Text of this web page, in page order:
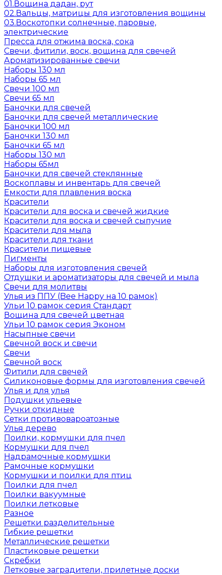
01.Вощина дадан, рут
02.Вальцы, матрицы для изготовления вощины
03.Воскотопки солнечные, паровые,
электрические
Пресса для отжима воска, сока
Свечи, фитили, воск, вощина для свечей
Ароматизированные свечи
Наборы 130 мл
Наборы 65 мл
Свечи 100 мл
Свечи 65 мл
Баночки для свечей
Баночки для свечей металлические
Баночки 100 мл
Баночки 130 мл
Баночки 65 мл
Наборы 130 мл
Наборы 65мл
Баночки для свечей стеклянные
Воскоплавы и инвентарь для свечей
Емкости для плавления воска
Красители
Красители для воска и свечей жидкие
Красители для воска и свечей сыпучие
Красители для мыла
Красители для ткани
Красители пищевые
Пигменты
Наборы для изготовления свечей
Отдушки и ароматизаторы для свечей и мыла
Свечи для молитвы
Улья из ППУ (Bee Happy на 10 рамок)
Ульи 10 рамок серия Стандарт
Вощина для свечей цветная
Ульи 10 рамок серия Эконом
Насыпные свечи
Свечной воск и свечи
Свечи
Свечной воск
Фитили для свечей
Силиконовые формы для изготовления свечей
Улья и для улья
Подушки ульевые
Ручки откидные
Сетки противовароатозные
Улья дерево
Поилки, кормушки для пчел
Кормушки для пчел
Надрамочные кормушки
Рамочные кормушки
Кормушки и поилки для птиц
Поилки для пчел
Поилки вакуумные
Поилки летковые
Разное
Решетки разделительные
Гибкие решетки
Металлические решетки
Пластиковые решетки
Скребки
Летковые заградители, прилетные доски